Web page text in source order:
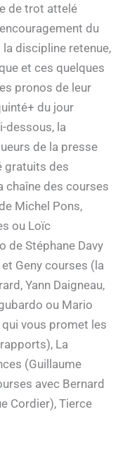
de trot attelé
du
discipline retenue,
et ces quelques
pronos de leur
du jour
dessous, la
de la presse
gratuits des
chaîne des courses
Michel Pons,
ou Loïc
de Stéphane Davy
Geny courses (la
Yann Daigneau,
ou Mario
vous promet les
La
(Guillaume
avec Bernard
Cordier), Tierce